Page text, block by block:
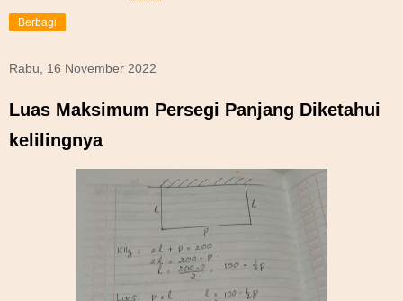
Berbagi
Rabu, 16 November 2022
Luas Maksimum Persegi Panjang Diketahui
kelilingnya